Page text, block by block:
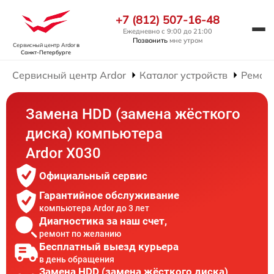
Сервисный центр Ardorв
Санкт-Петербурге
+7 (812) 507-16-48
Ежедневно с 9:00 до 21:00
Позвонить мне утром
Сервисный центр Ardor Каталог устройств
Замена HDD (замена жёсткого
диска) компьютера
Ardor X030
Официальный сервис
Гарантийное обслуживание
компьютера Ardor до 3 лет
Диагностика за наш счет,
ремонт по желанию
Бесплатный выезд курьера
в день обращения
Замена HDD (замена жёсткого диска)